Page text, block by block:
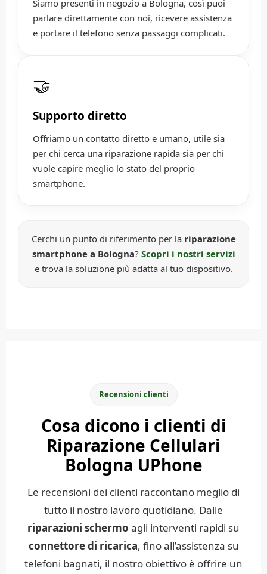
Siamo presenti in negozio a Bologna, così puoi
parlare direttamente con noi, ricevere assistenza
e portare il telefono senza passaggi complicati.
🤝
Supporto diretto
Offriamo un contatto diretto e umano, utile sia
per chi cerca una riparazione rapida sia per chi
vuole capire meglio lo stato del proprio
smartphone.
Cerchi un punto di riferimento per la riparazione
smartphone a Bologna? Scopri i nostri servizi
e trova la soluzione più adatta al tuo dispositivo.
Recensioni clienti
Cosa dicono i clienti di
Riparazione Cellulari
Bologna UPhone
Le recensioni dei clienti raccontano meglio di
tutto il nostro lavoro quotidiano. Dalle
riparazioni schermo agli interventi rapidi su
connettore di ricarica, fino all’assistenza su
telefoni bagnati, il nostro obiettivo è offrire un